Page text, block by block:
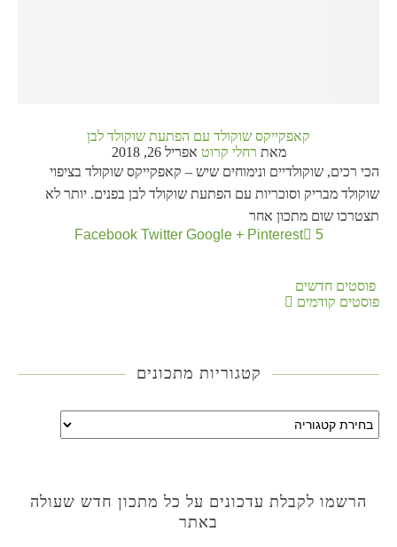
קאפקייקס שוקולד עם הפתעת שוקולד לבן
מאת רחלי קרוט אפריל 26, 2018
הכי רכים, שוקולדיים ונימוחים שיש – קאפקייקס שוקולד בציפוי
שוקולד מבריק וסוכריות עם הפתעת שוקולד לבן בפנים. יותר לא
תצטרכו שום מתכון אחר
5
Facebook Twitter Google + Pinterest
פוסטים חדשים
פוסטים קודמים
קטגוריות מתכונים
הרשמו לקבלת עדכונים על כל מתכון חדש שעולה
באתר